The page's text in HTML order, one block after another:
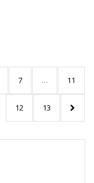
7 … 11
12 13